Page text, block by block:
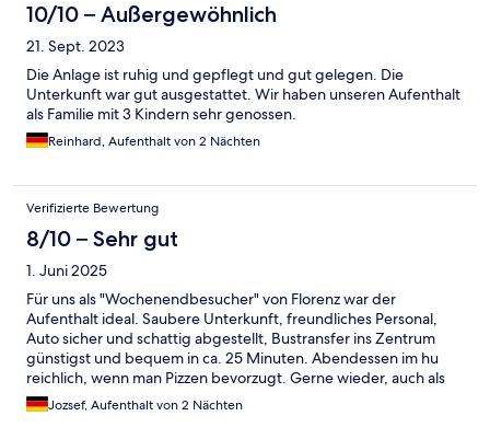
10/10 – Außergewöhnlich
21. Sept. 2023
Die Anlage ist ruhig und gepflegt und gut gelegen. Die
Unterkunft war gut ausgestattet. Wir haben unseren Aufenthalt
als Familie mit 3 Kindern sehr genossen.
Reinhard, Aufenthalt von 2 Nächten
Verifizierte Bewertung
8/10 – Sehr gut
1. Juni 2025
Für uns als "Wochenendbesucher" von Florenz war der
Aufenthalt ideal. Saubere Unterkunft, freundliches Personal,
Auto sicher und schattig abgestellt, Bustransfer ins Zentrum
günstigst und bequem in ca. 25 Minuten. Abendessen im hu
reichlich, wenn man Pizzen bevorzugt. Gerne wieder, auch als
Familie.Jozsef, Aufenthalt von 2 Nächten